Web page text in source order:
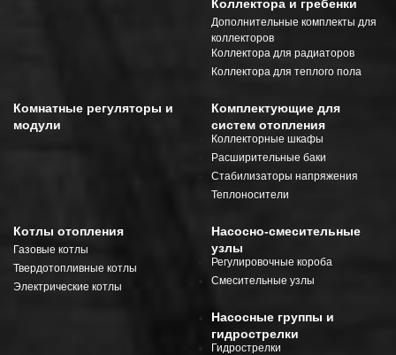
Коллектора и гребенки
Дополнительные комплекты для
коллекторов
Коллектора для радиаторов
Коллектора для теплого пола
Комнатные регуляторы и
модули
Комплектующие для
систем отопления
Коллекторные шкафы
Расширительные баки
Стабилизаторы напряжения
Теплоносители
Котлы отопления
Газовые котлы
Твердотопливные котлы
Электрические котлы
Насосно-смесительные
узлы
Регулировочные короба
Смесительные узлы
Насосные группы и
гидрострелки
Гидрострелки